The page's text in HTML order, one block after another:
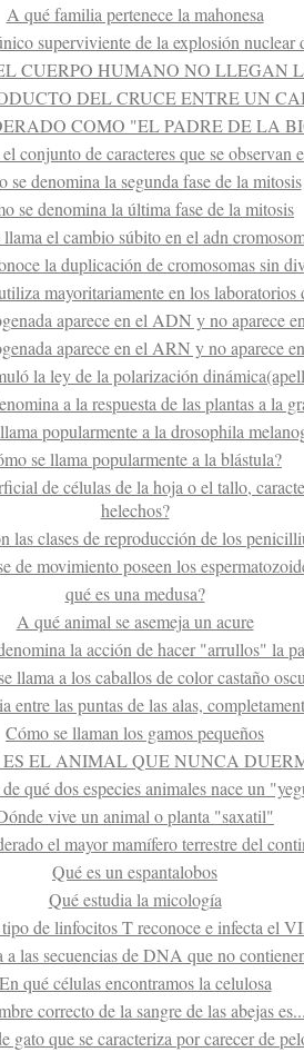
A qué familia pertenece la mahonesa
superviviente de la explosión nuclear
CUERPO HUMANO NO LLEGAN
DEL CRUCE ENTRE UN
COMO "EL PADRE DE LA
conjunto de caracteres que se observan
se denomina la segunda fase de la mitosis
se denomina la última fase de la mitosis
llama el cambio súbito en el adn
la duplicación de cromosomas sin
mayoritariamente en los laboratorios
aparece en el ADN y no aparece
aparece en el ARN y no aparece
la ley de la polarización
a la respuesta de las plantas a la
popularmente a la drosophila
se llama popularmente a la blástula?
de células de la hoja o el tallo,
helechos?
las clases de reproducción de los
de movimiento poseen los
qué es una medusa?
A qué animal se asemeja un acure
la acción de hacer "arrullos" la
llama a los caballos de color castaño
entre las puntas de las alas,
Cómo se llaman los gamos pequeños
EL ANIMAL QUE NUNCA
qué dos especies animales nace un
vive un animal o planta "saxatil"
el mayor mamífero terrestre del
Qué es un espantalobos
Qué estudia la micología
de linfocitos T reconoce e infecta el
a las secuencias de DNA que no
En qué células encontramos la celulosa
correcto de la sangre de las abejas es...
gato que se caracteriza por carecer de